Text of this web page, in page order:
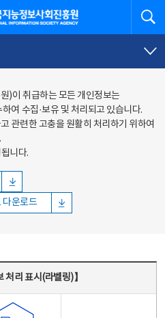
회진흥원
)이 취급하는 모든 개인정보는
여 수집·보유 및 처리되고 있습니다.
관련한 고충을 원활히 처리하기 위하여
니다.
다운로드
처리 표시(라벨링)】